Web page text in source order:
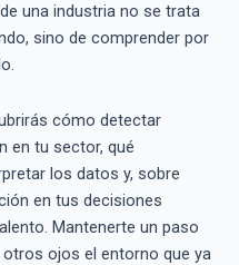
una industria no se trata
sino de comprender por
cómo detectar
en tu sector, qué
los datos y, sobre
en tus decisiones
Mantenerte un paso
ojos el entorno que ya